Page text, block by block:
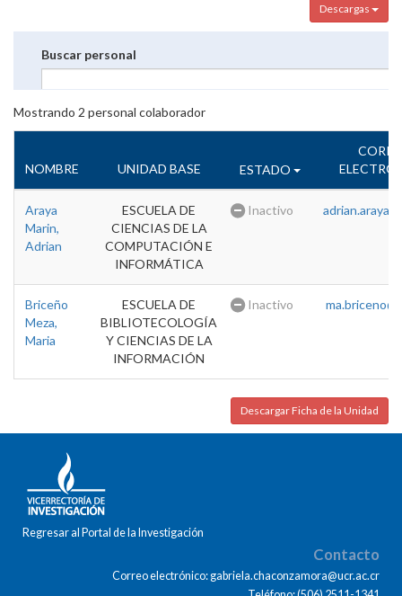
Descargas
Buscar personal
Mostrando 2 personal colaborador
NOMBRE UNIDAD BASE ESTADO
Araya
Marin,
Adrian
ESCUELA DE
CIENCIAS DE LA
COMPUTACIÓN E
INFORMÁTICA
Inactivo
Briceño
Meza,
Maria
ESCUELA DE
BIBLIOTECOLOGÍA
Y CIENCIAS DE LA
INFORMACIÓN
Inactivo
Descargar Ficha de la Unidad
Regresar al Portal de la Investigación
Contacto
Correo electrónico: gabriela.chaconzamora@ucr.ac.cr